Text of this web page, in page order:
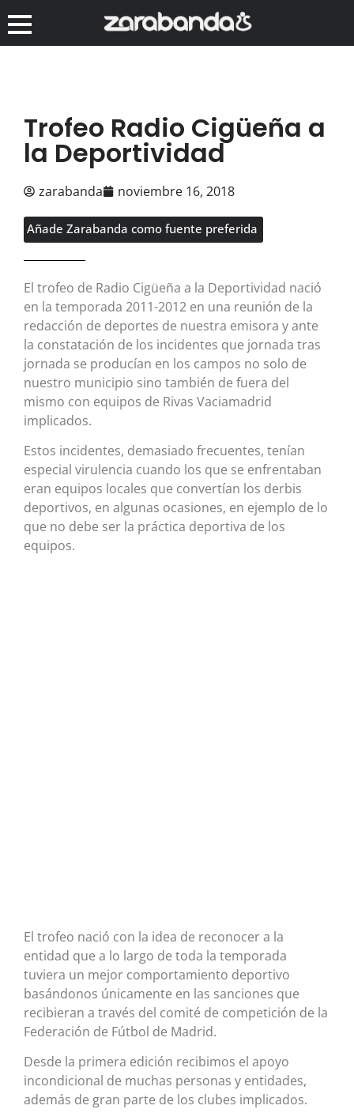
Trofeo Radio Cigüeña a
la Deportividad
zarabanda noviembre 16, 2018
Añade Zarabanda como fuente preferida
El trofeo de Radio Cigüeña a la Deportividad nació
en la temporada 2011-2012 en una reunión de la
redacción de deportes de nuestra emisora y ante
la constatación de los incidentes que jornada tras
jornada se producían en los campos no solo de
nuestro municipio sino también de fuera del
mismo con equipos de Rivas Vaciamadrid
implicados.
Estos incidentes, demasiado frecuentes, tenían
especial virulencia cuando los que se enfrentaban
eran equipos locales que convertían los derbis
deportivos, en algunas ocasiones, en ejemplo de lo
que no debe ser la práctica deportiva de los
equipos.
El trofeo nació con la idea de reconocer a la
entidad que a lo largo de toda la temporada
tuviera un mejor comportamiento deportivo
basándonos únicamente en las sanciones que
recibieran a través del comité de competición de la
Federación de Fútbol de Madrid.
Desde la primera edición recibimos el apoyo
incondicional de muchas personas y entidades,
además de gran parte de los clubes implicados.